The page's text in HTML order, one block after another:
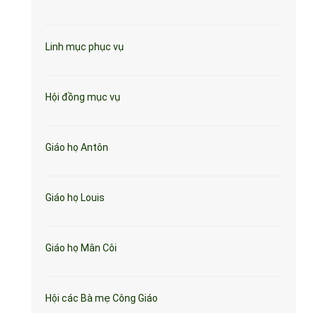
Linh mục phục vụ
Hội đồng mục vụ
Giáo họ Antôn
Giáo họ Louis
Giáo họ Mân Côi
Hội các Bà mẹ Công Giáo